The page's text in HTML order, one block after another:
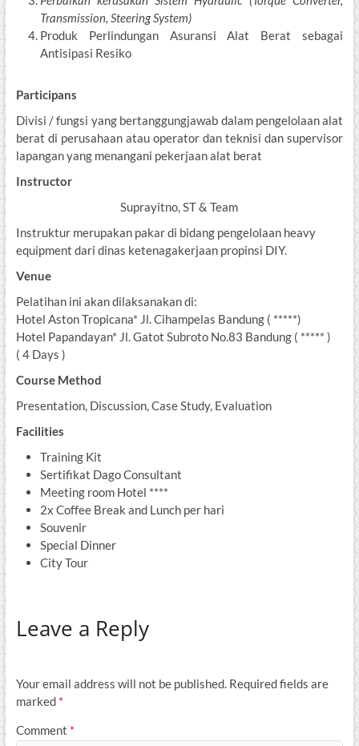
Transmission, Steering System)
Produk Perlindungan Asuransi Alat Berat sebagai
Antisipasi Resiko
Participans
Divisi / fungsi yang bertanggungjawab dalam pengelolaan alat
berat di perusahaan atau operator dan teknisi dan supervisor
lapangan yang menangani pekerjaan alat berat
Instructor
Suprayitno, ST & Team
Instruktur merupakan pakar di bidang pengelolaan heavy
equipment dari dinas ketenagakerjaan propinsi DIY.
Venue
Pelatihan ini akan dilaksanakan di:
Hotel Aston Tropicana* Jl. Cihampelas Bandung ( *****)
Hotel Papandayan* Jl. Gatot Subroto No.83 Bandung ( ***** )
( 4 Days )
Course Method
Presentation, Discussion, Case Study, Evaluation
Facilities
Training Kit
Sertifikat Dago Consultant
Meeting room Hotel ****
2x Coffee Break and Lunch per hari
Souvenir
Special Dinner
City Tour
Leave a Reply
Your email address will not be published. Required fields are
marked *
Comment *